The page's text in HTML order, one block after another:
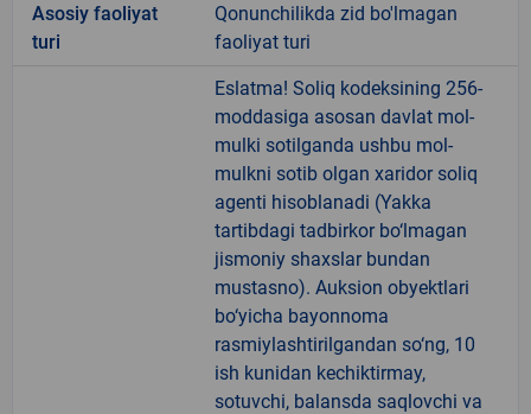
Аsosiy faoliyat
turi
Qonunchilikda zid bo'lmagan
faoliyat turi
Eslatma! Soliq kodeksining 256-
moddasiga asosan davlat mol-
mulki sotilganda ushbu mol-
mulkni sotib olgan xaridor soliq
agenti hisoblanadi (Yakka
tartibdagi tadbirkor bo‘lmagan
jismoniy shaxslar bundan
mustasno). Auksion obyektlari
bo‘yicha bayonnoma
rasmiylashtirilgandan so‘ng, 10
ish kunidan kechiktirmay,
sotuvchi, balansda saqlovchi va